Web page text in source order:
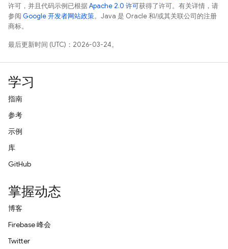
许可，并且代码示例已根据Apache 2.0 许可获得了许可。有关详情，请
参阅 Google 开发者网站政策。Java 是 Oracle 和/或其关联公司的注册
商标。
最后更新时间 (UTC)：2026-03-24。
学习
指南
参考
示例
库
GitHub
掌握动态
博客
Firebase 峰会
Twitter